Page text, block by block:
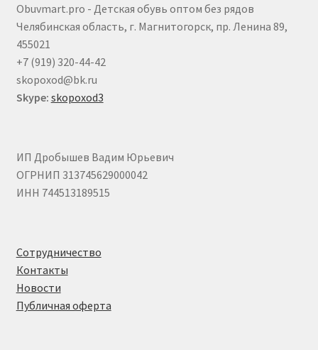
Obuvmart.pro - Детская обувь оптом без рядов
Челябинская область, г. Магнитогорск, пр. Ленина 89,
455021
+7 (919) 320-44-42
skopoxod@bk.ru
Skype: skopoxod3
ИП Дробышев Вадим Юрьевич
ОГРНИП 313745629000042
ИНН 744513189515
Сотрудничество
Контакты
Новости
Публичная оферта